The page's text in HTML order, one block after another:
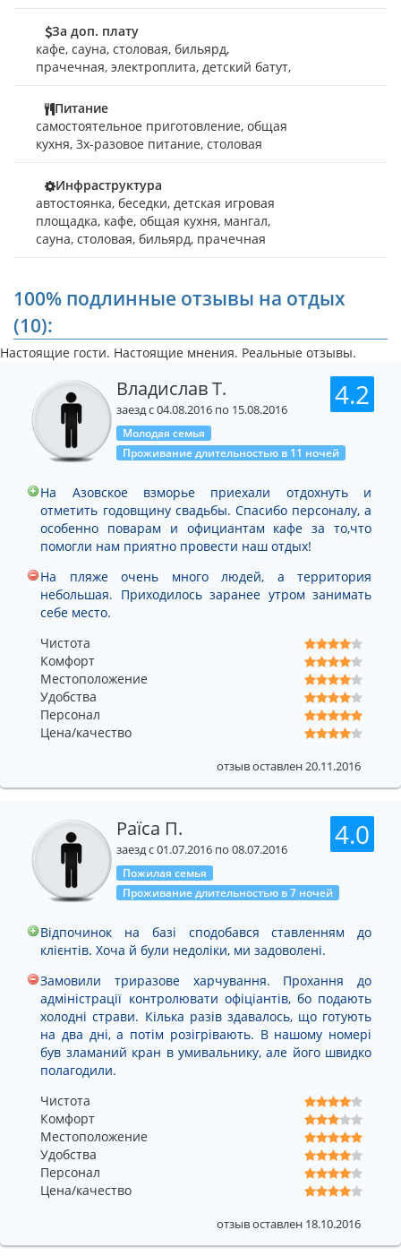
Горячее и холодное водоснабжение круглосуточное.
Приглашаем вас оценить гостеприимство и радушие
нашей базы отдыха и можем с уверенностью утверждать,
что вы не останетесь равнодушными к теплому морю,
яркому солнцу, тихим вечерним прогулкам, трапезам на
свежем воздухе, как не останутся равнодушными ваши
друзья и коллеги, когда будут слушать ваши восторженные
рассказы о незабываемом отдыхе на берегу Азовского
моря.
Адрес базы отдыха: Запорожская область, Акимовский
район,
пгт. Кирилловка, Степок, ул. Рыбацкая, 11.
За доп. плату
кафе, сауна, столовая, бильярд,
прачечная, электроплита, детский батут,
Питание
самостоятельное приготовление, общая
кухня, 3х-разовое питание, столовая
Инфраструктура
автостоянка, беседки, детская игровая
площадка, кафе, общая кухня, мангал,
сауна, столовая, бильярд, прачечная
100% подлинные отзывы на отдых
(10):
Настоящие гости. Настоящие мнения. Реальные отзывы.
4.2
Владислав Т.
заезд с 04.08.2016 по 15.08.2016
Молодая семья
Проживание длительностью в 11 ночей
На Азовское взморье приехали отдохнуть и
отметить годовщину свадьбы. Спасибо персоналу, а
особенно поварам и официантам кафе за то,что
помогли нам приятно провести наш отдых!
На пляже очень много людей, а территория
небольшая. Приходилось заранее утром занимать
себе место.
Чистота
Комфорт
Местоположение
Удобства
Персонал
Цена/качество
отзыв оставлен 20.11.2016
4.0
Раїса П.
заезд с 01.07.2016 по 08.07.2016
Пожилая семья
Проживание длительностью в 7 ночей
Відпочинок на базі сподобався ставленням до
клієнтів. Хоча й були недоліки, ми задоволені.
Замовили триразове харчування. Прохання до
адміністрації контролювати офіціантів, бо подають
холодні страви. Кілька разів здавалось, що готують
на два дні, а потім розігрівають. В нашому номері
був зламаний кран в умивальнику, але його швидко
полагодили.
Чистота
Комфорт
Местоположение
Удобства
Персонал
Цена/качество
отзыв оставлен 18.10.2016